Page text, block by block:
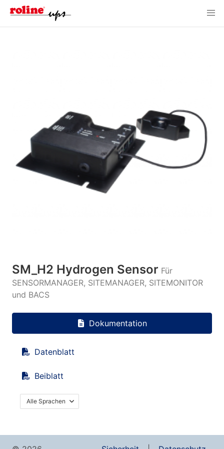
SM_H2 Hydrogen Sensor Für
SENSORMANAGER, SITEMANAGER, SITEMONITOR
und BACS
Dokumentation
Datenblatt
Beiblatt
Alle Sprachen